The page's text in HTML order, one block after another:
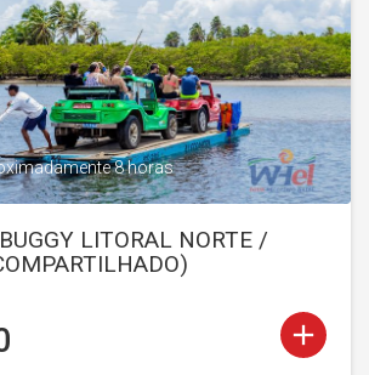
add
8 horas
LITORAL NORTE /